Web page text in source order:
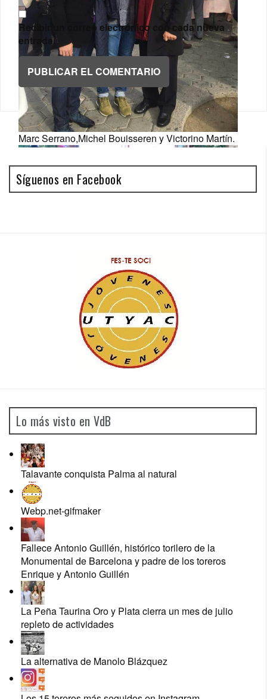
Marc Serrano,Michel Bouisseren y Victorino Martín.
Antonio Borreroy Joan Colomer
Diego Urdialese Israel Vicente
Paco March y Elvira Checa
Recibir un correo electrónico con cada nueva
entrada.
Síguenos en Facebook
Lo más visto en VdB
Talavante conquista Palma al natural
Webp.net-gifmaker
Fallece Antonio Guillén, histórico torilero de la
Monumental de Barcelona y padre de los toreros
Enrique y Antonio Guillén
La Peña Taurina Oro y Plata cierra un mes de julio
repleto de actividades
La alternativa de Manolo Blázquez